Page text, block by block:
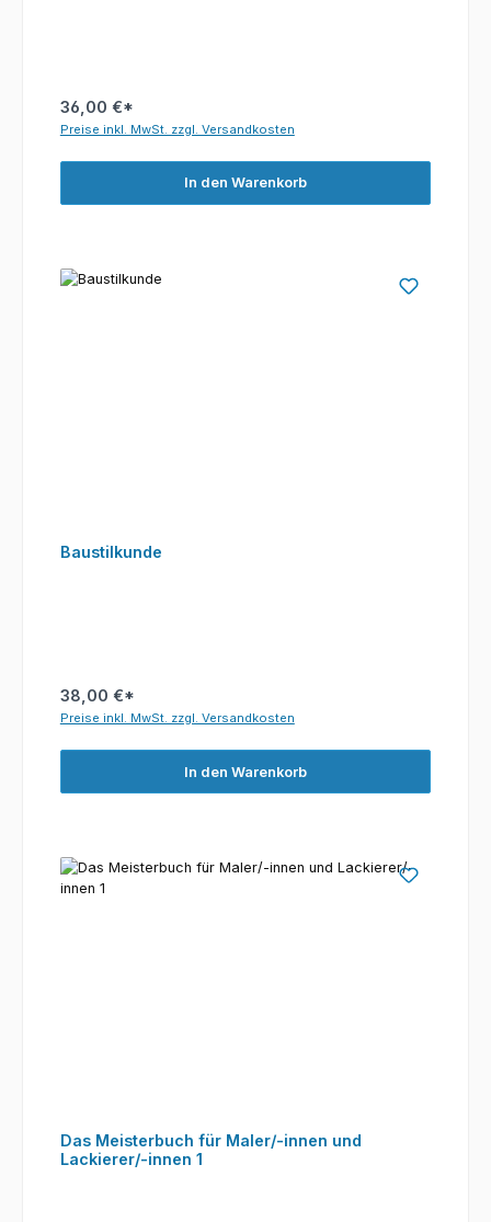
36,00 €*
Preise inkl. MwSt. zzgl. Versandkosten
In den Warenkorb
Baustilkunde
38,00 €*
Preise inkl. MwSt. zzgl. Versandkosten
In den Warenkorb
Das Meisterbuch für Maler/-innen und
Lackierer/-innen 1